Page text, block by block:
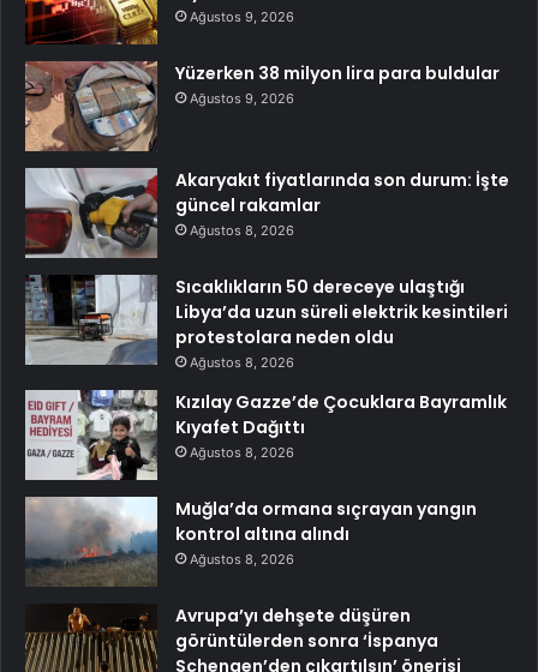
Ağustos 9, 2026
Yüzerken 38 milyon lira para buldular
Ağustos 9, 2026
Akaryakıt fiyatlarında son durum: İşte
güncel rakamlar
Ağustos 8, 2026
Sıcaklıkların 50 dereceye ulaştığı
Libya’da uzun süreli elektrik kesintileri
protestolara neden oldu
Ağustos 8, 2026
Kızılay Gazze’de Çocuklara Bayramlık
Kıyafet Dağıttı
Ağustos 8, 2026
Muğla’da ormana sıçrayan yangın
kontrol altına alındı
Ağustos 8, 2026
Avrupa’yı dehşete düşüren
görüntülerden sonra ‘İspanya
Schengen’den çıkartılsın’ önerisi